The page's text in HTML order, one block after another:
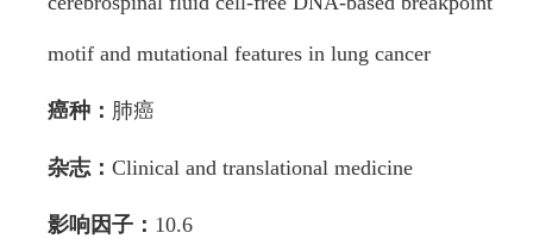
motif and mutational features in lung cancer
癌种： 肺癌
杂志： Clinical and translational medicine
影响因子： 10.6